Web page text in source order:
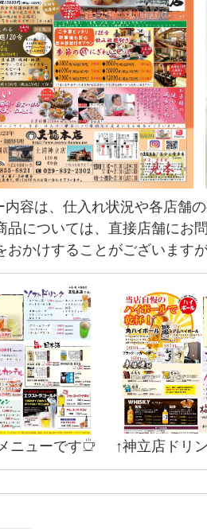
容は、仕入れ状況や各店舗
については、直接店舗にお
かけすることがございます
ニューです ↑神立店ドリ